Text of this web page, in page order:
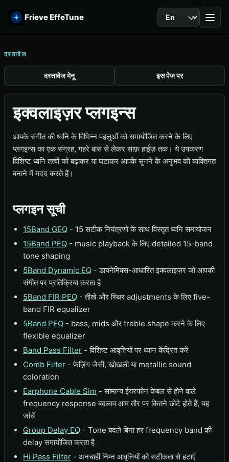
Frieve EffeTune भाषा
दस्तावेज
दस्तावेज मेनू इस पेज पर
इक्वलाइज़र प्लगइन्स
आपके संगीत की ध्वनि के विभिन्न पहलुओं को समायोजित करने के लिए
प्लगइन्स का एक संग्रह, गहरे बास से लेकर साफ़ हाईज़ तक। ये उपकरण
विशिष्ट ध्वनि तत्वों को बढ़ाकर या घटाकर आपके सुनने के अनुभव को व्यक्तिगत
बनाने में मदद करते हैं।
प्लगइन सूची
15Band GEQ - 15 सटीक नियंत्रणों के साथ विस्तृत ध्वनि समायोजन
15Band PEQ - music playback के लिए detailed 15-band
tone shaping
5Band Dynamic EQ - डायनेमिक्स-आधारित इक्वलाइज़र जो आपकी
संगीत पर प्रतिक्रिया करता है
5Band FIR PEQ - तीखे और स्थिर adjustments के लिए five-
band FIR equalizer
5Band PEQ - bass, mids और treble shape करने के लिए
flexible equalizer
Band Pass Filter - विशिष्ट आवृत्तियों पर ध्यान केंद्रित करें
Comb Filter - फेज़िंग जैसी, खोखली या metallic sound
coloration
Earphone Cable Sim - सामान्य ईयरफोन केबल से होने वाले
frequency response बदलाव आम तौर पर कितने छोटे होते हैं, यह
जांचें
Group Delay EQ - Tone बदले बिना हर frequency band की
delay समायोजित करता है
Hi Pass Filter - अनचाही निम्न आवृत्तियों को सटीकता से हटाएं